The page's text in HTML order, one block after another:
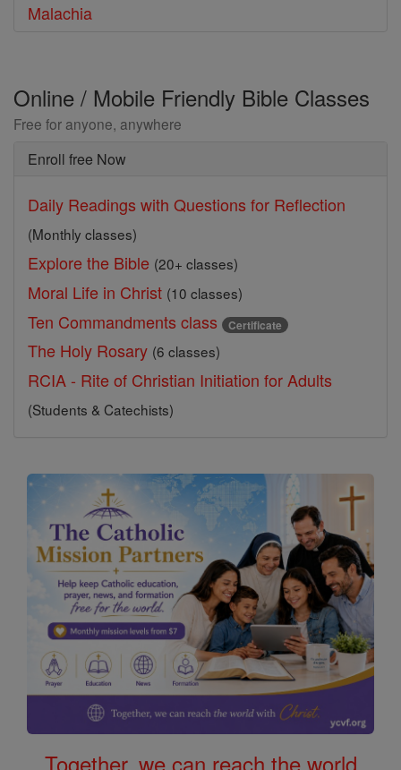
Malachia
Online / Mobile Friendly Bible Classes
Free for anyone, anywhere
Enroll free Now
Daily Readings with Questions for Reflection
(Monthly classes)
Explore the Bible (20+ classes)
Moral Life in Christ (10 classes)
Ten Commandments class Certificate
The Holy Rosary (6 classes)
RCIA - Rite of Christian Initiation for Adults
(Students & Catechists)
Together, we can reach the world